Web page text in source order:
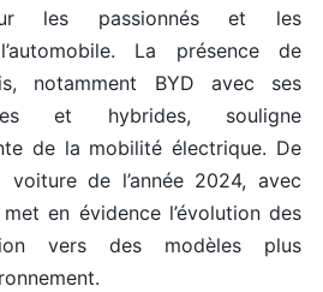
les passionnés et les
La présence de
notamment BYD avec ses
et hybrides, souligne
de la mobilité électrique. De
voiture de l’année 2024, avec
en évidence l’évolution des
vers des modèles plus